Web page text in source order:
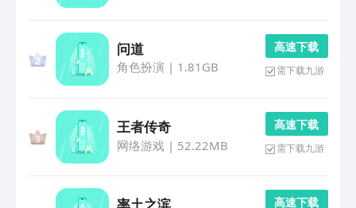
问道
角色扮演 | 1.81GB
高 速 下 载
需下载九游
王者传奇
网络游戏| 52.22MB
高 速 下 载
需下载九游
率土之滨 高 速 下 载